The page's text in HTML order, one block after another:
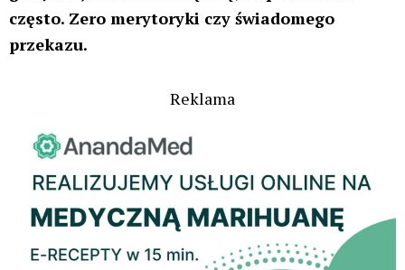
często. Zero merytoryki czy świadomego
przekazu.
Reklama